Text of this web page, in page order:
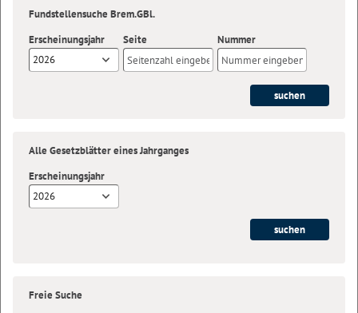
Fundstellensuche Brem.GBl.
Erscheinungsjahr
2026
Seite Nummer
Alle Gesetzblätter eines Jahrganges
Erscheinungsjahr
2026
Freie Suche